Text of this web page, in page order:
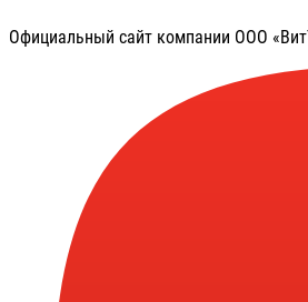
Официальный сайт компании ООО